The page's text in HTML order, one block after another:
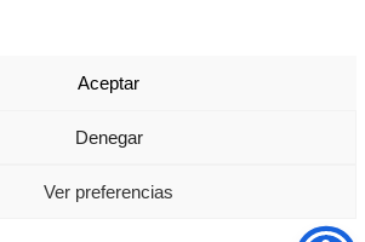
Aceptar
Denegar
Ver preferencias